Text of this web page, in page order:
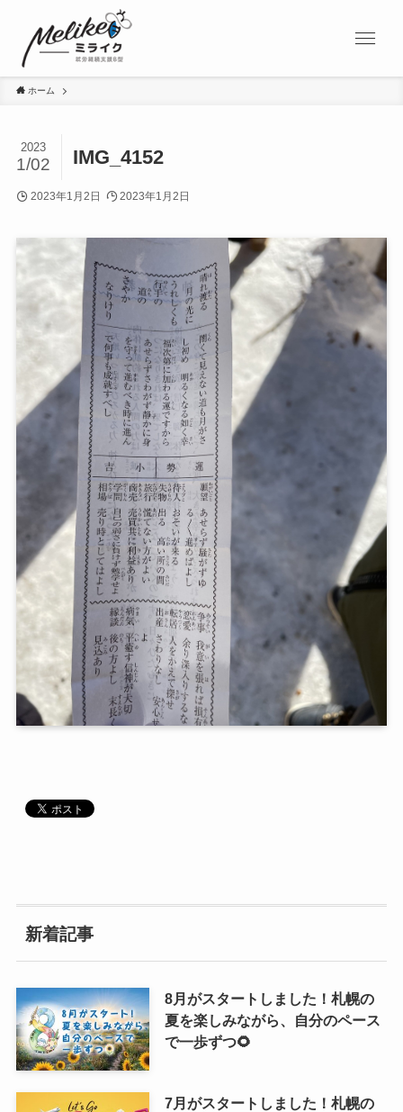
ホーム
IMG_4152
2023
1/02
2023年1月2日 2023年1月2日
新着記事
8月がスタートしました！札幌の
夏を楽しみながら、自分のペース
で一歩ずつ🌻
7月がスタートしました！札幌の